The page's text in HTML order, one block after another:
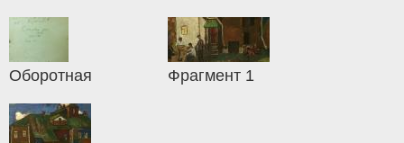
Оборотная Фрагмент 1